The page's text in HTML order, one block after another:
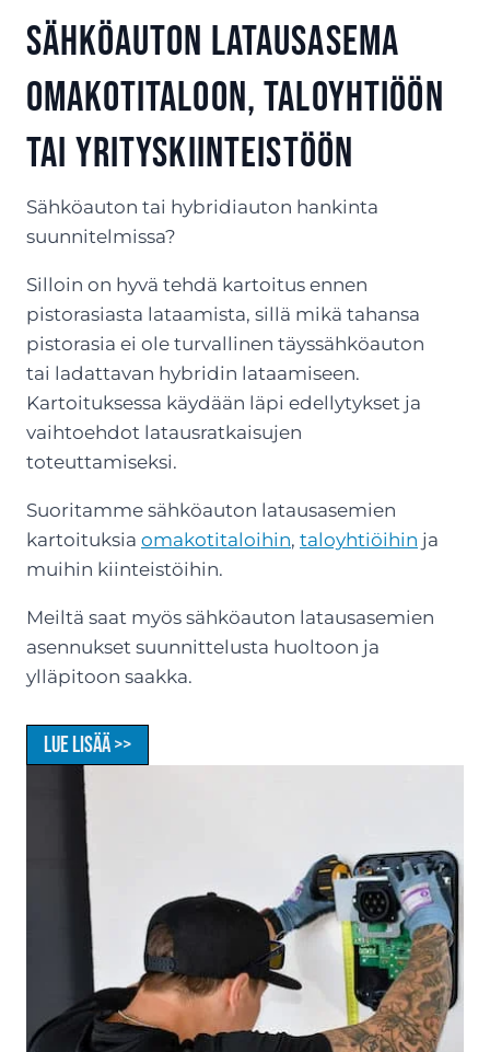
Sähköauton latausasema
omakotitaloon, taloyhtiöön
tai yrityskiinteistöön
Sähköauton tai hybridiauton hankinta
suunnitelmissa?
Silloin on hyvä tehdä kartoitus ennen
pistorasiasta lataamista, sillä mikä tahansa
pistorasia ei ole turvallinen täyssähköauton
tai ladattavan hybridin lataamiseen.
Kartoituksessa käydään läpi edellytykset ja
vaihtoehdot latausratkaisujen
toteuttamiseksi.
Suoritamme sähköauton latausasemien
kartoituksia omakotitaloihin, taloyhtiöihin ja
muihin kiinteistöihin.
Meiltä saat myös sähköauton latausasemien
asennukset suunnittelusta huoltoon ja
ylläpitoon saakka.
Lue lisää >>